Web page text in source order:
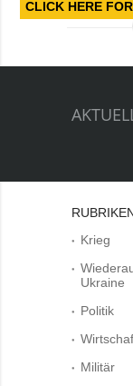
CLICK HERE
Krieg
Ukraine
Politik
Militär